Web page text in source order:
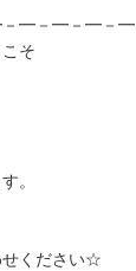
━－━－━－━
そ
。
せください☆